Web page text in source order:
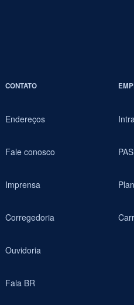
CONTATO
Endereços
Fale conosco
Imprensa
Corregedoria
Ouvidoria
Fala BR